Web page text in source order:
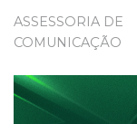
ASSESSORIA DE
COMUNICAÇÃO